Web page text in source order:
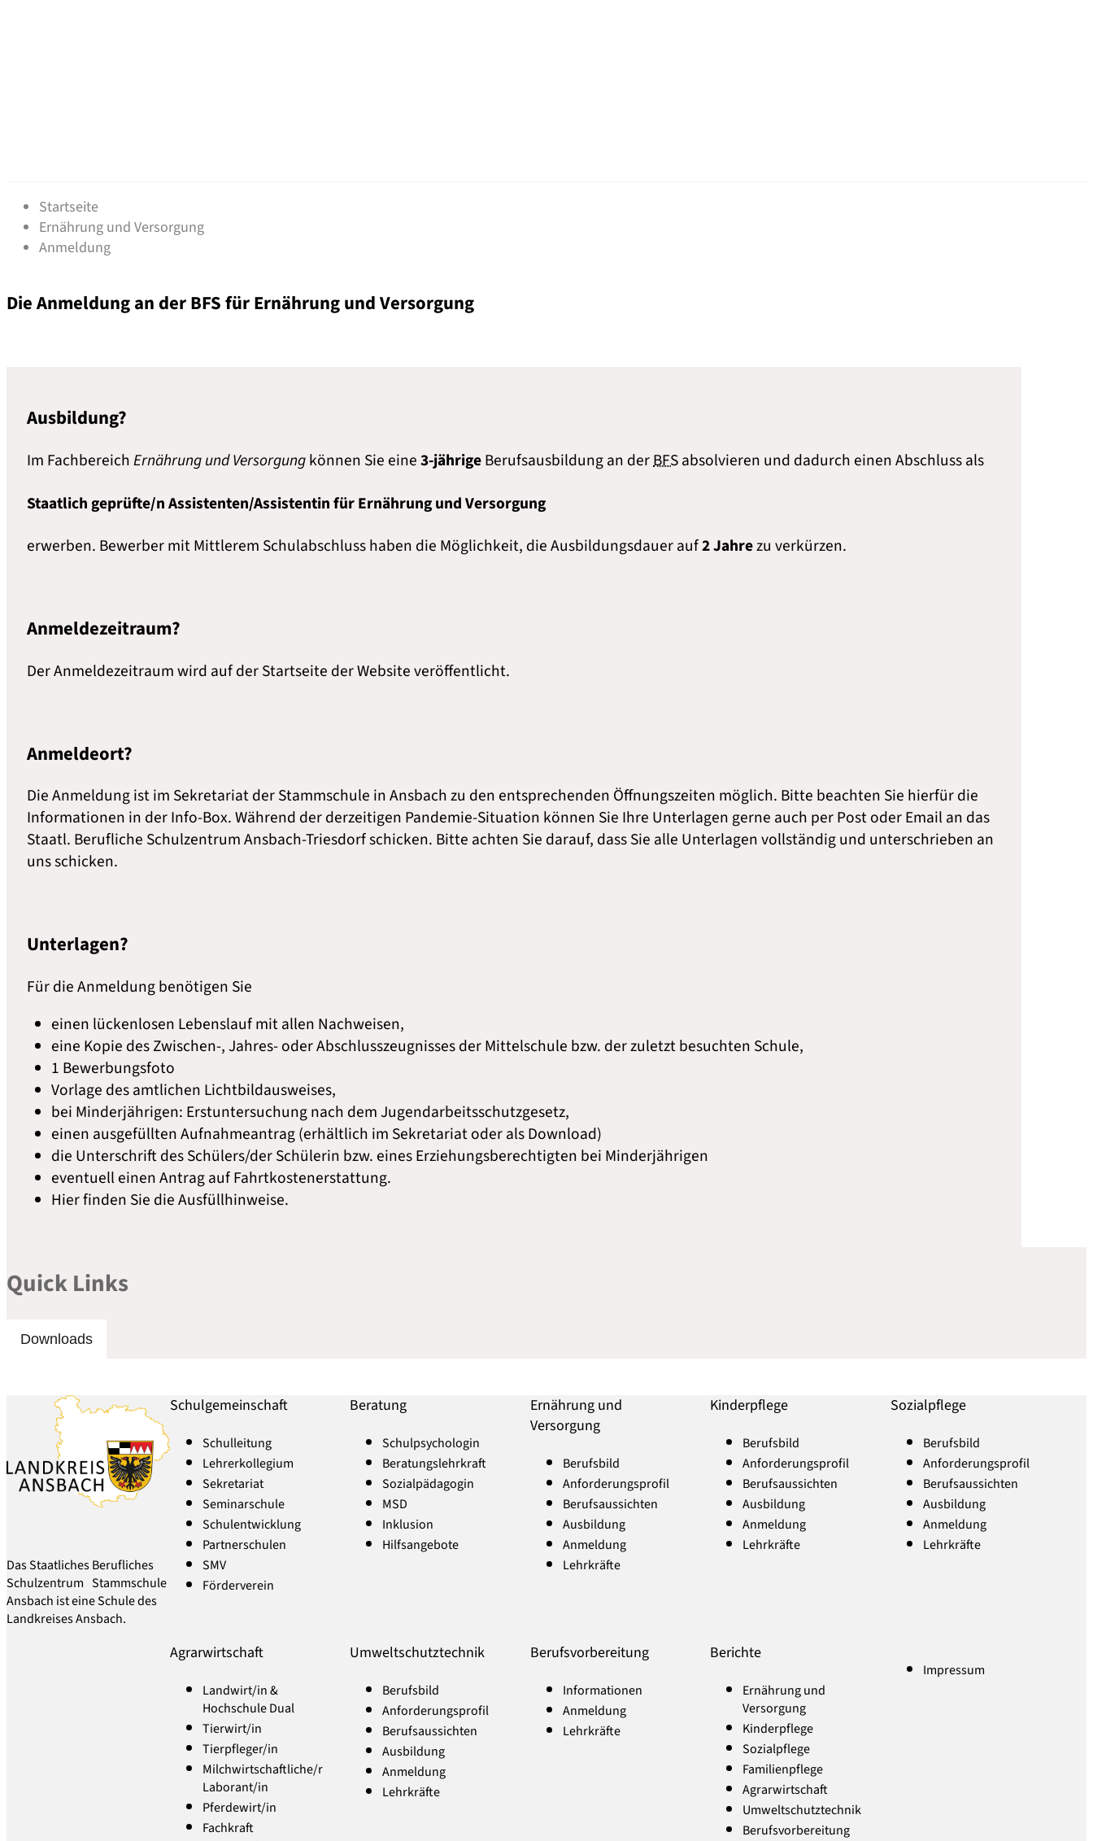
Anmeldung
Startseite
Ernährung und Versorgung
Anmeldung
Die Anmeldung an der BFS für Ernährung und Versorgung
Ausbildung?
Im FachbereichErnährung und Versorgungkönnen Sie eine3-jährigeBerufsausbildung an derBFSabsolvieren und dadurch einen Abschluss als
Staatlich geprüfte/n Assistenten/Assistentin für Ernährung und Versorgung
erwerben. Bewerber mit Mittlerem Schulabschluss haben die Möglichkeit, die Ausbildungsdauer auf2 Jahrezu verkürzen.
Anmeldezeitraum?
Der Anmeldezeitraum wird auf der Startseite der Website veröffentlicht.
Anmeldeort?
Die Anmeldung ist im Sekretariat der Stammschule in Ansbach zu den entsprechenden Öffnungszeiten möglich. Bitte beachten Sie hierfür die
Informationen in der Info-Box. Während der derzeitigen Pandemie-Situation können Sie Ihre Unterlagen gerne auch per Post oder Email an das
Staatl. Berufliche Schulzentrum Ansbach-Triesdorf schicken. Bitte achten Sie darauf, dass Sie alle Unterlagen vollständig und unterschrieben an
uns schicken.
Unterlagen?
Für die Anmeldung benötigen Sie
einen lückenlosen Lebenslauf mit allen Nachweisen,
eine Kopie des Zwischen-, Jahres- oder Abschlusszeugnisses der Mittelschule bzw. der zuletzt besuchten Schule,
1 Bewerbungsfoto
Vorlage des amtlichen Lichtbildausweises,
bei Minderjährigen: Erstuntersuchung nach dem Jugendarbeitsschutzgesetz,
einen ausgefülltenAufnahmeantrag(erhältlich im Sekretariat oder als Download)
die Unterschrift des Schülers/der Schülerin bzw. eines Erziehungsberechtigten bei Minderjährigen
eventuell einenAntrag auf Fahrtkostenerstattung.
Hier finden Sie dieAusfüllhinweise.
Quick Links
Downloads
Das Staatliches Berufliches
Schulzentrum Stammschule
Ansbach ist eine Schule des
Landkreises Ansbach.
Schulgemeinschaft
Schulleitung
Lehrerkollegium
Sekretariat
Seminarschule
Schulentwicklung
Partnerschulen
SMV
Förderverein
Beratung
Schulpsychologin
Beratungslehrkraft
Sozialpädagogin
MSD
Inklusion
Hilfsangebote
Ernährung und
Versorgung
Berufsbild
Anforderungsprofil
Berufsaussichten
Ausbildung
Anmeldung
Lehrkräfte
Kinderpflege
Berufsbild
Anforderungsprofil
Berufsaussichten
Ausbildung
Anmeldung
Lehrkräfte
Sozialpflege
Berufsbild
Anforderungsprofil
Berufsaussichten
Ausbildung
Anmeldung
Lehrkräfte
Agrarwirtschaft
Landwirt/in &
Hochschule Dual
Tierwirt/in
Tierpfleger/in
Milchwirtschaftliche/r
Laborant/in
Pferdewirt/in
Fachkraft
Umweltschutztechnik
Berufsbild
Anforderungsprofil
Berufsaussichten
Ausbildung
Anmeldung
Lehrkräfte
Berufsvorbereitung
Informationen
Anmeldung
Lehrkräfte
Berichte
Ernährung und
Versorgung
Kinderpflege
Sozialpflege
Familienpflege
Agrarwirtschaft
Umweltschutztechnik
Berufsvorbereitung
Impressum